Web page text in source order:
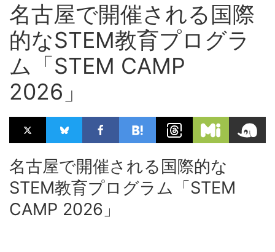
名古屋で開催される国際
的なSTEM教育プログラ
ム「STEM CAMP
2026」
名古屋で開催される国際的な
STEM教育プログラム「STEM
CAMP 2026」